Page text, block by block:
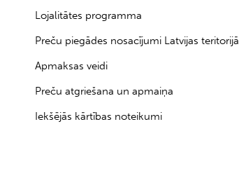
Lojalitātes programma
Preču piegādes nosacījumi Latvijas teritorijā
Apmaksas veidi
Preču atgriešana un apmaiņa
Iekšējās kārtības noteikumi